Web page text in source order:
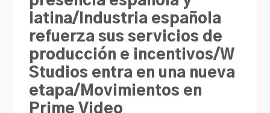
latina/Industria española
refuerza sus servicios de
producción e incentivos/W
Studios entra en una nueva
etapa/Movimientos en
Prime Video